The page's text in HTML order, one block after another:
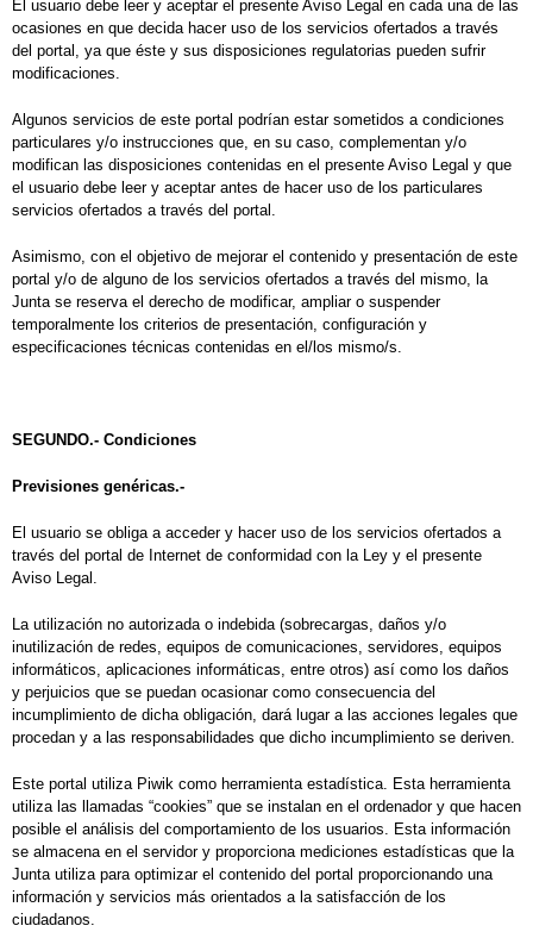
El usuario debe leer y aceptar el presente Aviso Legal en cada una de las
ocasiones en que decida hacer uso de los servicios ofertados a través
del portal, ya que éste y sus disposiciones regulatorias pueden sufrir
modificaciones.
Algunos servicios de este portal podrían estar sometidos a condiciones
particulares y/o instrucciones que, en su caso, complementan y/o
modifican las disposiciones contenidas en el presente Aviso Legal y que
el usuario debe leer y aceptar antes de hacer uso de los particulares
servicios ofertados a través del portal.
Asimismo, con el objetivo de mejorar el contenido y presentación de este
portal y/o de alguno de los servicios ofertados a través del mismo, la
Junta se reserva el derecho de modificar, ampliar o suspender
temporalmente los criterios de presentación, configuración y
especificaciones técnicas contenidas en el/los mismo/s.
SEGUNDO.- Condiciones
Previsiones genéricas.-
El usuario se obliga a acceder y hacer uso de los servicios ofertados a
través del portal de Internet de conformidad con la Ley y el presente
Aviso Legal.
La utilización no autorizada o indebida (sobrecargas, daños y/o
inutilización de redes, equipos de comunicaciones, servidores, equipos
informáticos, aplicaciones informáticas, entre otros) así como los daños
y perjuicios que se puedan ocasionar como consecuencia del
incumplimiento de dicha obligación, dará lugar a las acciones legales que
procedan y a las responsabilidades que dicho incumplimiento se deriven.
Este portal utiliza Piwik como herramienta estadística. Esta herramienta
utiliza las llamadas “cookies” que se instalan en el ordenador y que hacen
posible el análisis del comportamiento de los usuarios. Esta información
se almacena en el servidor y proporciona mediciones estadísticas que la
Junta utiliza para optimizar el contenido del portal proporcionando una
información y servicios más orientados a la satisfacción de los
ciudadanos.